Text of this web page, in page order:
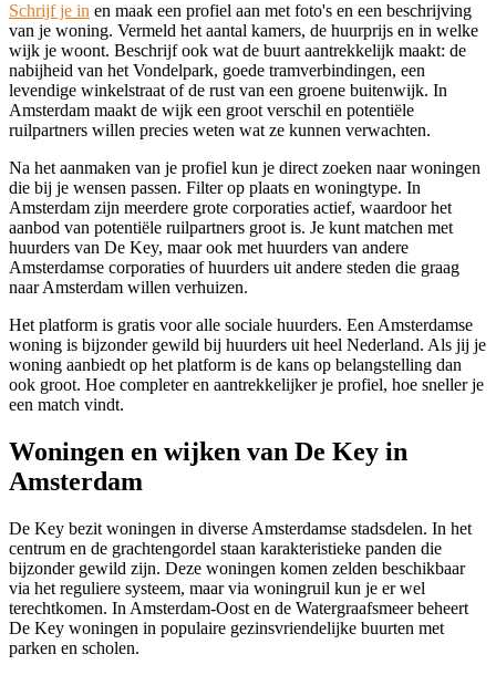
Schrijf je in en maak een profiel aan met foto's en een beschrijving
van je woning. Vermeld het aantal kamers, de huurprijs en in welke
wijk je woont. Beschrijf ook wat de buurt aantrekkelijk maakt: de
nabijheid van het Vondelpark, goede tramverbindingen, een
levendige winkelstraat of de rust van een groene buitenwijk. In
Amsterdam maakt de wijk een groot verschil en potentiële
ruilpartners willen precies weten wat ze kunnen verwachten.
Na het aanmaken van je profiel kun je direct zoeken naar woningen
die bij je wensen passen. Filter op plaats en woningtype. In
Amsterdam zijn meerdere grote corporaties actief, waardoor het
aanbod van potentiële ruilpartners groot is. Je kunt matchen met
huurders van De Key, maar ook met huurders van andere
Amsterdamse corporaties of huurders uit andere steden die graag
naar Amsterdam willen verhuizen.
Het platform is gratis voor alle sociale huurders. Een Amsterdamse
woning is bijzonder gewild bij huurders uit heel Nederland. Als jij je
woning aanbiedt op het platform is de kans op belangstelling dan
ook groot. Hoe completer en aantrekkelijker je profiel, hoe sneller je
een match vindt.
Woningen en wijken van De Key in
Amsterdam
De Key bezit woningen in diverse Amsterdamse stadsdelen. In het
centrum en de grachtengordel staan karakteristieke panden die
bijzonder gewild zijn. Deze woningen komen zelden beschikbaar
via het reguliere systeem, maar via woningruil kun je er wel
terechtkomen. In Amsterdam-Oost en de Watergraafsmeer beheert
De Key woningen in populaire gezinsvriendelijke buurten met
parken en scholen.